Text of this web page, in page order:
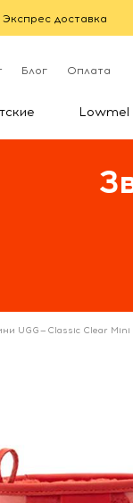
Экспрес доставка
Блог Оплата
Lowmel
UGG— Classic Clear Mini